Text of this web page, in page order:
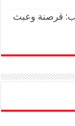
قرصنة وعبث